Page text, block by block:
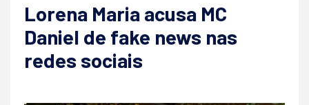
Lorena Maria acusa MC
Daniel de fake news nas
redes sociais